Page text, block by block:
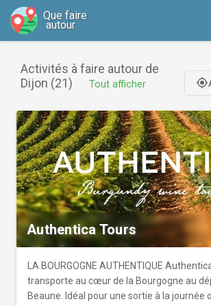
Que faire
autour
Activités à faire autour de
Dijon (21)
Tout afficher gps_fixed
Authentica Tours
LA BOURGOGNE AUTHENTIQUE
transporte au cœur de la Bourgogne au
Beaune. Idéal pour une sortie à la journée